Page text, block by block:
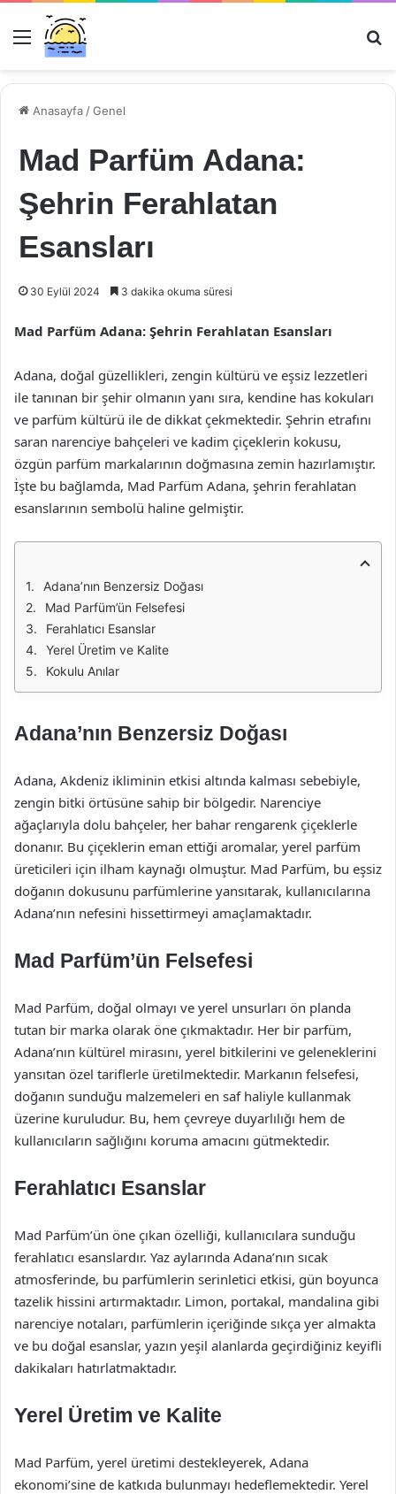
Menü
Anasayfa /Genel
Mad Parfüm Adana:
Şehrin Ferahlatan
Esansları
30 Eylül 2024 3 dakika okuma süresi
Mad Parfüm Adana: Şehrin Ferahlatan Esansları
Adana, doğal güzellikleri, zengin kültürü ve eşsiz lezzetleri
ile tanınan bir şehir olmanın yanı sıra, kendine has kokuları
ve parfüm kültürü ile de dikkat çekmektedir. Şehrin etrafını
saran narenciye bahçeleri ve kadim çiçeklerin kokusu,
özgün parfüm markalarının doğmasına zemin hazırlamıştır.
İşte bu bağlamda, Mad Parfüm Adana, şehrin ferahlatan
esanslarının sembolü haline gelmiştir.
Adana’nın Benzersiz Doğası
Mad Parfüm’ün Felsefesi
Ferahlatıcı Esanslar
Yerel Üretim ve Kalite
Kokulu Anılar
Adana’nın Benzersiz Doğası
Adana, Akdeniz ikliminin etkisi altında kalması sebebiyle,
zengin bitki örtüsüne sahip bir bölgedir. Narenciye
ağaçlarıyla dolu bahçeler, her bahar rengarenk çiçeklerle
donanır. Bu çiçeklerin eman ettiği aromalar, yerel parfüm
üreticileri için ilham kaynağı olmuştur. Mad Parfüm, bu eşsiz
doğanın dokusunu parfümlerine yansıtarak, kullanıcılarına
Adana’nın nefesini hissettirmeyi amaçlamaktadır.
Mad Parfüm’ün Felsefesi
Mad Parfüm, doğal olmayı ve yerel unsurları ön planda
tutan bir marka olarak öne çıkmaktadır. Her bir parfüm,
Adana’nın kültürel mirasını, yerel bitkilerini ve geleneklerini
yansıtan özel tariflerle üretilmektedir. Markanın felsefesi,
doğanın sunduğu malzemeleri en saf haliyle kullanmak
üzerine kuruludur. Bu, hem çevreye duyarlılığı hem de
kullanıcıların sağlığını koruma amacını gütmektedir.
Ferahlatıcı Esanslar
Mad Parfüm’ün öne çıkan özelliği, kullanıcılara sunduğu
ferahlatıcı esanslardır. Yaz aylarında Adana’nın sıcak
atmosferinde, bu parfümlerin serinletici etkisi, gün boyunca
tazelik hissini artırmaktadır. Limon, portakal, mandalina gibi
narenciye notaları, parfümlerin içeriğinde sıkça yer almakta
ve bu doğal esanslar, yazın yeşil alanlarda geçirdiğiniz keyifli
dakikaları hatırlatmaktadır.
Yerel Üretim ve Kalite
Mad Parfüm, yerel üretimi destekleyerek, Adana
ekonomi’sine de katkıda bulunmayı hedeflemektedir. Yerel